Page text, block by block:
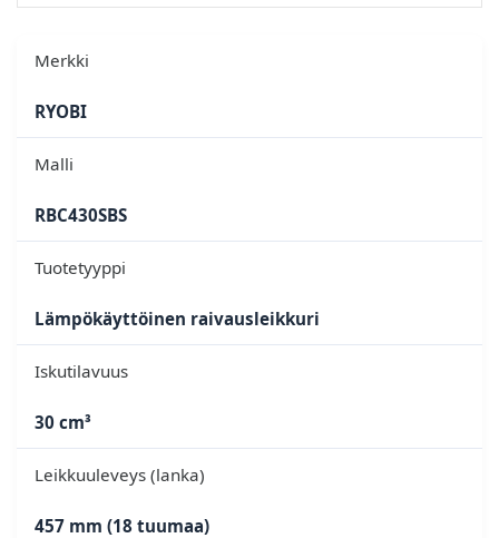
Merkki
RYOBI
Malli
RBC430SBS
Tuotetyyppi
Lämpökäyttöinen raivausleikkuri
Iskutilavuus
30 cm³
Leikkuuleveys (lanka)
457 mm (18 tuumaa)